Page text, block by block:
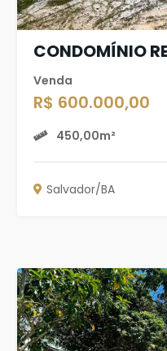
CONDOMÍNIO
Venda
R$ 600.000,00
450,00m²
Salvador/BA